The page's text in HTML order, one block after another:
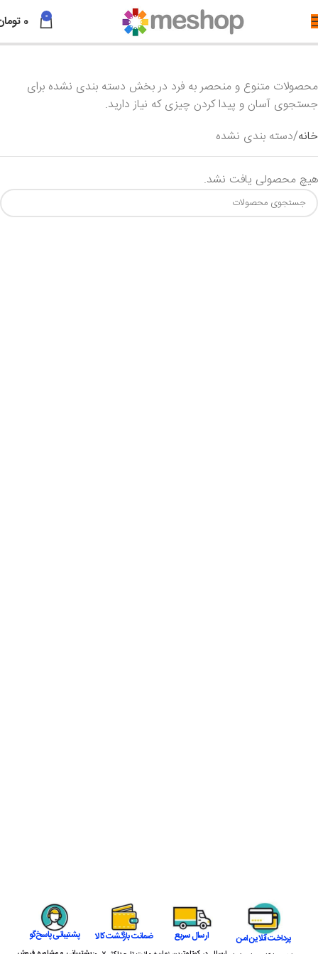
0
0
محصولات متنوع و منحصر به فرد در بخش دسته بندی نشده برای
جستجوی آسان و پیدا کردن چیزی که نیاز دارید.
خانه دسته بندی نشده
هیچ محصولی یافت نشد.
پرداخت آنلاین امن ارسال سریع ضمانت بازگشت کالا پشتیبانی پاسخ‌گو